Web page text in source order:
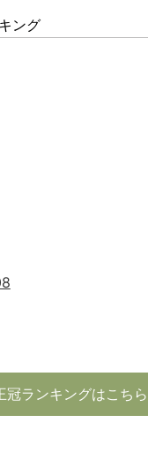
ング
冠ランキングはこちら